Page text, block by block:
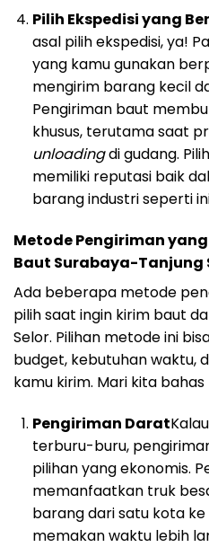
Pilih Ekspedisi yang
asal pilih ekspedisi, ya!
yang kamu gunakan
mengirim barang kecil
Pengiriman baut
khusus, terutama saat
unloadingdi gudang.
memiliki reputasi baik
barang industri seperti
Metode Pengiriman
Baut Surabaya-Tanjung
Ada beberapa metode
pilih saat ingin kirim baut
Selor. Pilihan metode ini
budget, kebutuhan waktu,
kamu kirim. Mari kita
Pengiriman Darat
terburu-buru,
pilihan yang ekonomis.
memanfaatkan truk
barang dari satu kota ke
memakan waktu lebih